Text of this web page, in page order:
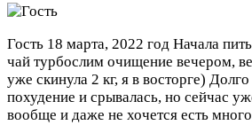
Гость 18 марта, 2022 год Начала
чай турбослим очищение вечером,
уже скинула 2 кг, я в восторге)
похудение и срывалась, но сейчас
вообще и даже не хочется есть